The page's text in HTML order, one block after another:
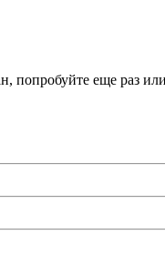
попробуйте еще раз